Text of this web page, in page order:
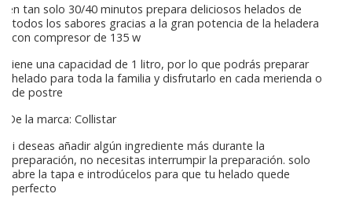
en tan solo 30/40 minutos prepara deliciosos helados de
todos los sabores gracias a la gran potencia de la heladera
con compresor de 135 w
tiene una capacidad de 1 litro, por lo que podrás preparar
helado para toda la familia y disfrutarlo en cada merienda o
de postre
De la marca: Collistar
si deseas añadir algún ingrediente más durante la
preparación, no necesitas interrumpir la preparación. solo
abre la tapa e introdúcelos para que tu helado quede
perfecto